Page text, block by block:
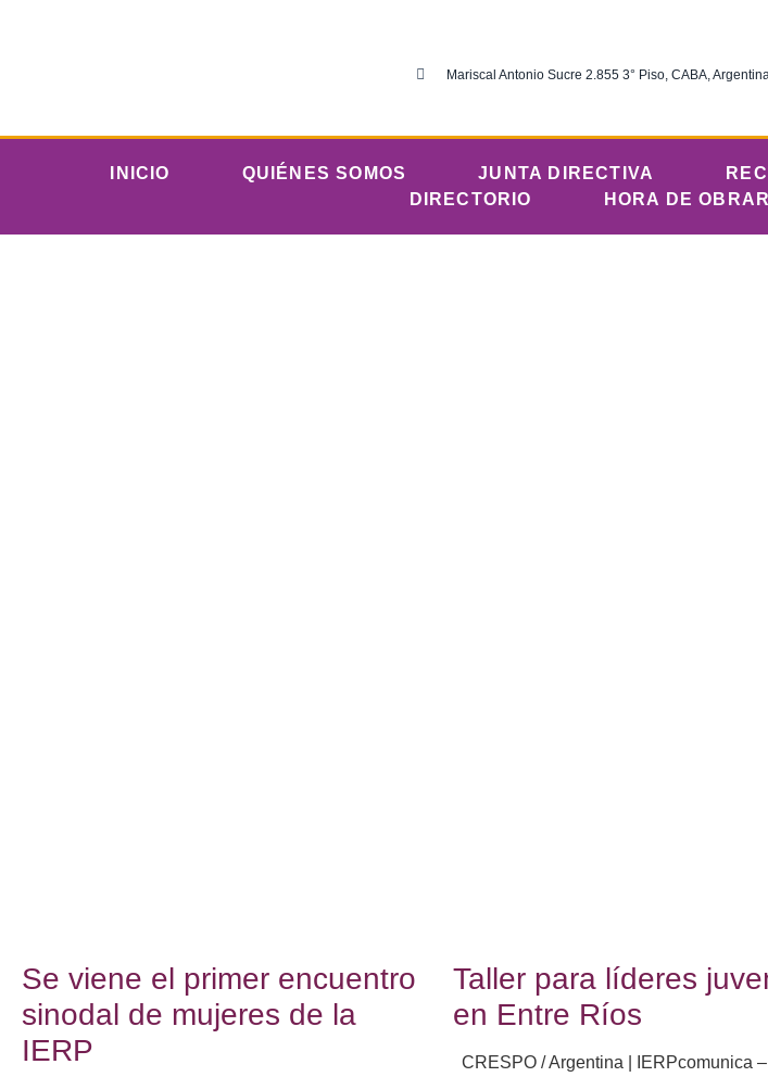
Mariscal Antonio Sucre 2.855 3° Piso, CABA, Argentina
INICIO QUIÉNES SOMOS JUNTA DIRECTIVA
DIRECTORIO
HORA DE OBRAR
Se viene el primer encuentro
sinodal de mujeres de la
IERP
Taller para líderes
en Entre Ríos
CRESPO / Argentina | IERPcomunica